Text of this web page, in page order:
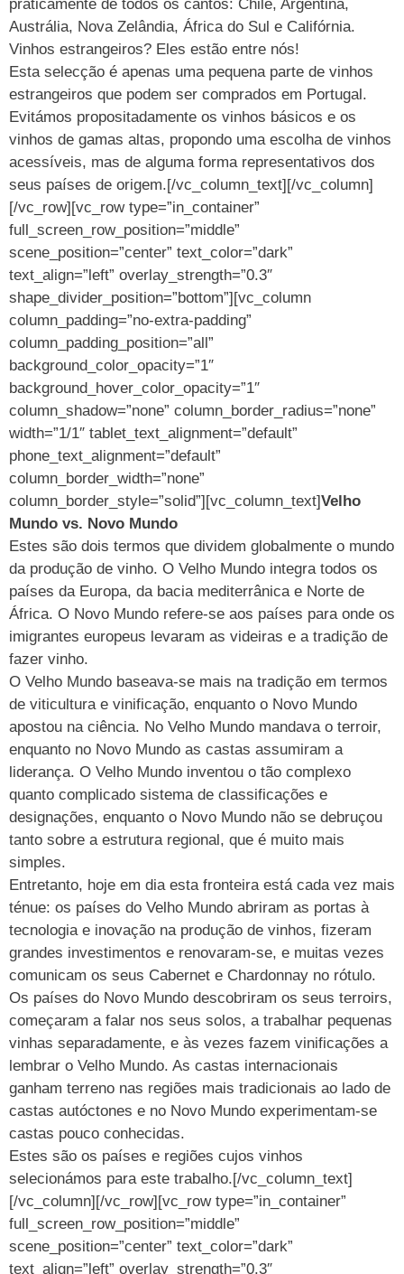
praticamente de todos os cantos: Chile, Argentina,
Austrália, Nova Zelândia, África do Sul e Califórnia.
Vinhos estrangeiros? Eles estão entre nós!
Esta selecção é apenas uma pequena parte de vinhos
estrangeiros que podem ser comprados em Portugal.
Evitámos propositadamente os vinhos básicos e os
vinhos de gamas altas, propondo uma escolha de vinhos
acessíveis, mas de alguma forma representativos dos
seus países de origem.[/vc_column_text][/vc_column]
[/vc_row][vc_row type=”in_container”
full_screen_row_position=”middle”
scene_position=”center” text_color=”dark”
text_align=”left” overlay_strength=”0.3″
shape_divider_position=”bottom”][vc_column
column_padding=”no-extra-padding”
column_padding_position=”all”
background_color_opacity=”1″
background_hover_color_opacity=”1″
column_shadow=”none” column_border_radius=”none”
width=”1/1″ tablet_text_alignment=”default”
phone_text_alignment=”default”
column_border_width=”none”
column_border_style=”solid”][vc_column_text]Velho
Mundo vs. Novo Mundo
Estes são dois termos que dividem globalmente o mundo
da produção de vinho. O Velho Mundo integra todos os
países da Europa, da bacia mediterrânica e Norte de
África. O Novo Mundo refere-se aos países para onde os
imigrantes europeus levaram as videiras e a tradição de
fazer vinho.
O Velho Mundo baseava-se mais na tradição em termos
de viticultura e vinificação, enquanto o Novo Mundo
apostou na ciência. No Velho Mundo mandava o terroir,
enquanto no Novo Mundo as castas assumiram a
liderança. O Velho Mundo inventou o tão complexo
quanto complicado sistema de classificações e
designações, enquanto o Novo Mundo não se debruçou
tanto sobre a estrutura regional, que é muito mais
simples.
Entretanto, hoje em dia esta fronteira está cada vez mais
ténue: os países do Velho Mundo abriram as portas à
tecnologia e inovação na produção de vinhos, fizeram
grandes investimentos e renovaram-se, e muitas vezes
comunicam os seus Cabernet e Chardonnay no rótulo.
Os países do Novo Mundo descobriram os seus terroirs,
começaram a falar nos seus solos, a trabalhar pequenas
vinhas separadamente, e às vezes fazem vinificações a
lembrar o Velho Mundo. As castas internacionais
ganham terreno nas regiões mais tradicionais ao lado de
castas autóctones e no Novo Mundo experimentam-se
castas pouco conhecidas.
Estes são os países e regiões cujos vinhos
selecionámos para este trabalho.[/vc_column_text]
[/vc_column][/vc_row][vc_row type=”in_container”
full_screen_row_position=”middle”
scene_position=”center” text_color=”dark”
text_align=”left” overlay_strength=”0.3″